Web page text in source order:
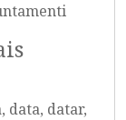
data, datar,